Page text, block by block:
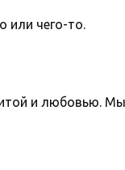
или чего-то.
и любовью. Мы